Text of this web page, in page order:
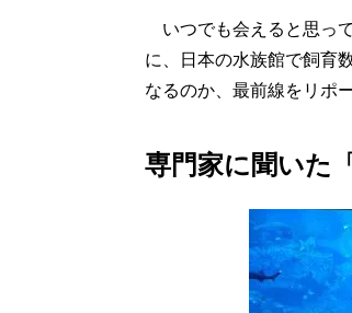
いつでも会えると思っ
に、日本の水族館で飼育
なるのか、最前線をリポ
専門家に聞いた